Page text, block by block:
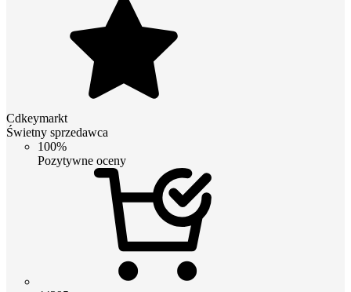
Cdkeymarkt
Świetny sprzedawca
100%
Pozytywne oceny